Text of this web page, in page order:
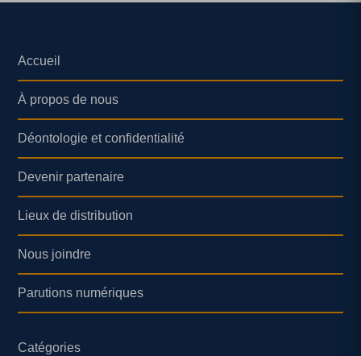
Accueil
À propos de nous
Déontologie et confidentialité
Devenir partenaire
Lieux de distribution
Nous joindre
Parutions numériques
Catégories